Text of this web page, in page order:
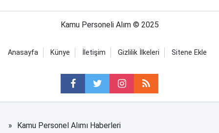
Kamu Personeli Alım © 2025
Anasayfa Künye İletişim Gizlilik İlkeleri Sitene Ekle
Kamu Personel Alımı Haberleri